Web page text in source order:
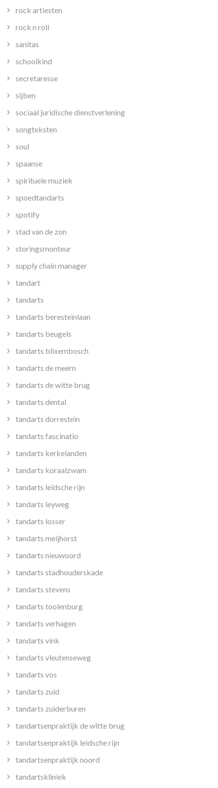
rock artiesten
rock n roll
sanitas
schoolkind
secretaresse
sijben
sociaal juridische dienstverlening
songteksten
soul
spaanse
spirituele muziek
spoedtandarts
spotify
stad van de zon
storingsmonteur
supply chain manager
tandart
tandarts
tandarts beresteinlaan
tandarts beugels
tandarts blixembosch
tandarts de meern
tandarts de witte brug
tandarts dental
tandarts dorrestein
tandarts fascinatio
tandarts kerkelanden
tandarts koraalzwam
tandarts leidsche rijn
tandarts leyweg
tandarts losser
tandarts meijhorst
tandarts nieuwoord
tandarts stadhouderskade
tandarts stevens
tandarts toolenburg
tandarts verhagen
tandarts vink
tandarts vleutenseweg
tandarts vos
tandarts zuid
tandarts zuiderburen
tandartsenpraktijk de witte brug
tandartsenpraktijk leidsche rijn
tandartsenpraktijk noord
tandartskliniek